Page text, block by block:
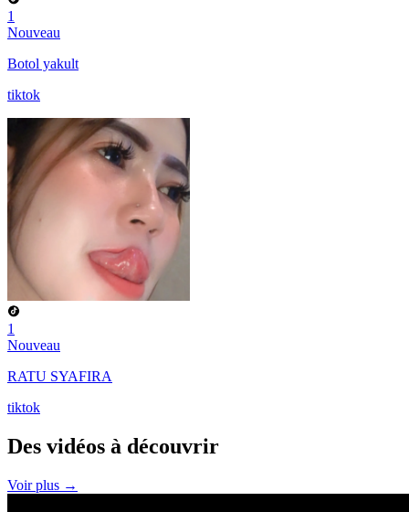
1
Nouveau
Botol yakult
tiktok
1
Nouveau
RATU SYAFIRA
tiktok
Des vidéos à découvrir
Voir plus →